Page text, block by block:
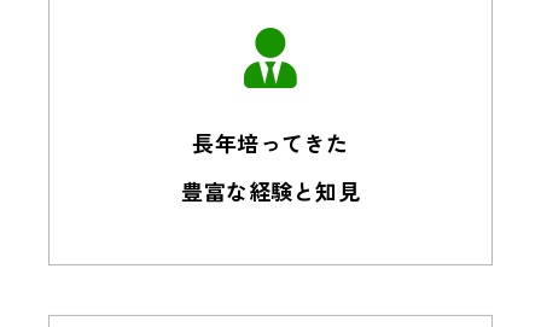
長年培ってきた
豊富な経験と知見